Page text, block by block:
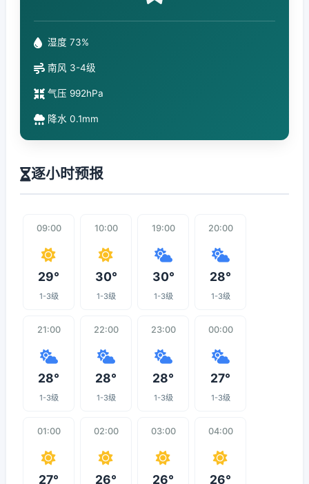
湿度 73%
南风 3-4级
气压 992hPa
降水 0.1mm
逐小时预报
09:00
29°
1-3级
10:00
30°
1-3级
19:00
30°
1-3级
20:00
28°
1-3级
21:00
28°
1-3级
22:00
28°
1-3级
23:00
28°
1-3级
00:00
27°
1-3级
01:00
27°
02:00
26°
03:00
26°
04:00
26°